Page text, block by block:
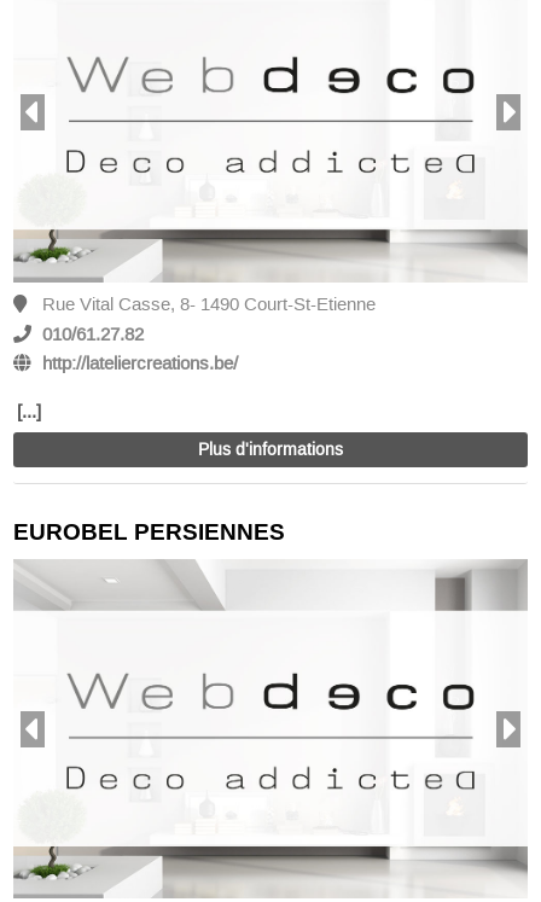
Rue Vital Casse, 8- 1490 Court-St-Etienne
010/61.27.82
http://lateliercreations.be/
[...]
Plus d'informations
EUROBEL PERSIENNES